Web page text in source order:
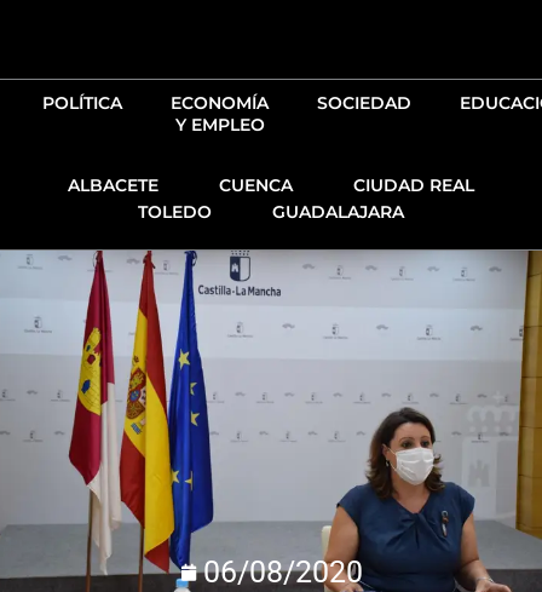
POLÍTICA
ECONOMÍA
Y EMPLEO
SOCIEDAD
ALBACETE CUENCA
CIUDAD REAL
TOLEDO
GUADALAJARA
06/08/2020